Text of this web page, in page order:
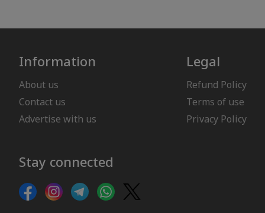
Information
About us
Contact us
Advertise with us
Legal
Refund Policy
Terms of use
Privacy Policy
Stay connected